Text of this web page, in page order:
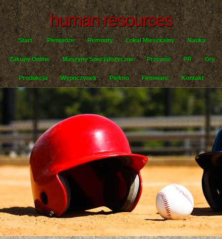
human resources
Start Pieniądze Remonty Lokal Mieszkalny Nauka
Zakupy Online Maszyny Specjalistyczne Przewóz PR Gry
Produkcja Wypoczynek Piękno Firmware Kontakt